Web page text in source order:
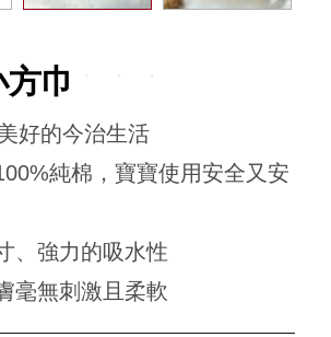
巾
好的今治生活
純棉，寶寶使用安全又安
、強力的吸水性
毫無刺激且柔軟